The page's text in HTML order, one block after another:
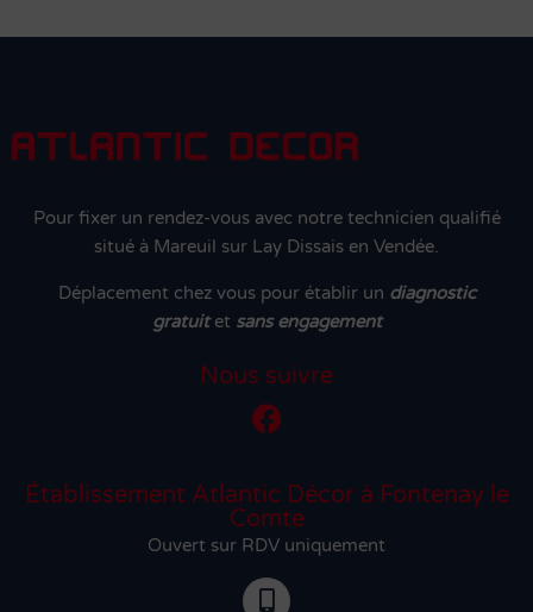
Pour fixer un rendez-vous avec notre technicien qualifié
situé à Mareuil sur Lay Dissais en Vendée.
Déplacement chez vous pour établir un diagnostic
gratuitet sans engagement
Nous suivre
Établissement Atlantic Décor à Fontenay le
Comte
Ouvert sur RDV uniquement